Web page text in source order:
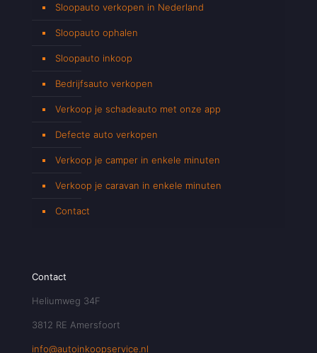
Sloopauto verkopen in Nederland
Sloopauto ophalen
Sloopauto inkoop
Bedrijfsauto verkopen
Verkoop je schadeauto met onze app
Defecte auto verkopen
Verkoop je camper in enkele minuten
Verkoop je caravan in enkele minuten
Contact
Contact
Heliumweg 34F
3812 RE Amersfoort
info@autoinkoopservice.nl